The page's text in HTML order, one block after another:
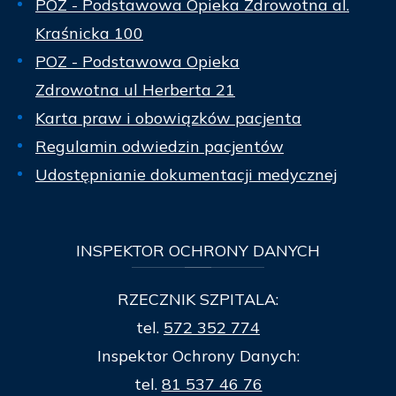
POZ - Podstawowa Opieka Zdrowotna al.
Kraśnicka 100
POZ - Podstawowa Opieka
Zdrowotna ul Herberta 21
Karta praw i obowiązków pacjenta
Regulamin odwiedzin pacjentów
Udostępnianie dokumentacji medycznej
INSPEKTOR OCHRONY DANYCH
RZECZNIK SZPITALA:
tel. 572 352 774
Inspektor Ochrony Danych:
tel. 81 537 46 76